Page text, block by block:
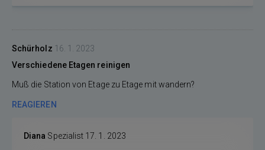
Schürholz 16. 1. 2023
Verschiedene Etagen reinigen
Muß die Station von Etage zu Etage mit wandern?
REAGIEREN
Diana Spezialist 17. 1. 2023